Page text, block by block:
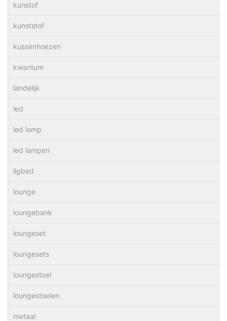
kunstof
kunststof
kussenhoezen
kwantum
landelijk
led
led lamp
led lampen
ligbed
lounge
loungebank
loungeset
loungesets
loungestoel
loungestoelen
metaal